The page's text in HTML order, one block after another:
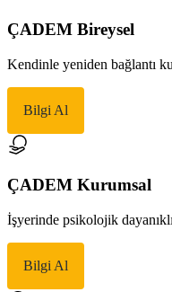
ÇADEM Bireysel
Kendinle yeniden bağlantı
Bilgi Al
ÇADEM Kurumsal
İşyerinde psikolojik
Bilgi Al